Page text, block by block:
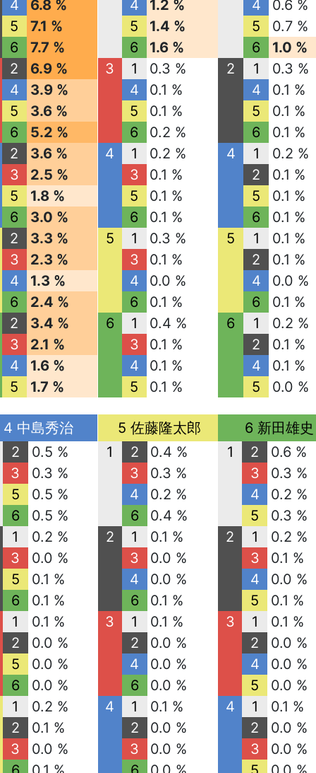
4
6.8 %
5
7.1 %
6
7.7 %
2
6.9 %
4
3.9 %
5
3.6 %
6
5.2 %
2
3.6 %
3
2.5 %
5
1.8 %
6
3.0 %
2
3.3 %
3
2.3 %
4
1.3 %
6
2.4 %
2
3.4 %
3
2.1 %
4
1.6 %
5
1.7 %
4
1.2 %
5
1.4 %
6
1.6 %
3
1
0.3 %
4
0.1 %
5
0.1 %
6
0.2 %
4
1
0.2 %
3
0.1 %
5
0.1 %
6
0.1 %
5
1
0.3 %
3
0.1 %
4
0.0 %
6
0.1 %
6
1
0.4 %
3
0.1 %
4
0.1 %
5
0.1 %
4
0.6 %
5
0.7 %
6
1.0 %
2
1
0.3 %
4
0.1 %
5
0.1 %
6
0.1 %
4
1
0.2 %
2
0.1 %
5
0.1 %
6
0.1 %
5
1
0.1 %
2
0.1 %
4
0.0 %
6
0.1 %
6
1
0.2 %
2
0.1 %
4
0.1 %
5
0.0 %
4 中島秀治
2
0.5 %
3
0.3 %
5
0.5 %
6
0.5 %
1
0.2 %
3
0.0 %
5
0.1 %
6
0.1 %
1
0.1 %
2
0.0 %
5
0.0 %
6
0.0 %
1
0.2 %
2
0.1 %
3
0.0 %
5 佐藤隆太郎
1
2
0.4 %
3
0.3 %
4
0.2 %
6
0.4 %
2
1
0.1 %
3
0.0 %
4
0.0 %
6
0.1 %
3
1
0.1 %
2
0.0 %
4
0.0 %
6
0.0 %
4
1
0.1 %
2
0.0 %
3
0.0 %
6 新田雄史
1
2
0.6 %
3
0.3 %
4
0.2 %
5
0.3 %
2
1
0.2 %
3
0.1 %
4
0.0 %
5
0.1 %
3
1
0.1 %
2
0.0 %
4
0.0 %
5
0.0 %
4
1
0.1 %
2
0.0 %
3
0.0 %